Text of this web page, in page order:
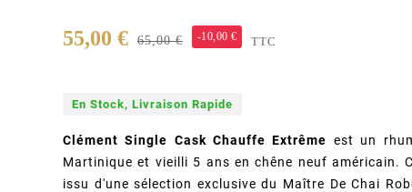
55,00 € 65,00 € -10,00 € TTC
En Stock, Livraison Rapide
Clément Single Cask Chauffe Extrême est un
Martinique et vieilli 5 ans en chêne neuf américain.
issu d'une sélection exclusive du Maître De Chai